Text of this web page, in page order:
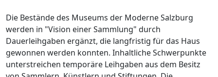
Die Bestände des Museums der Moderne Salzburg
werden in "Vision einer Sammlung" durch
Dauerleihgaben ergänzt, die langfristig für das Haus
gewonnen werden konnten. Inhaltliche Schwerpunkte
unterstreichen temporäre Leihgaben aus dem Besitz